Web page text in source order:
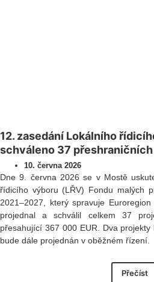
12. zasedání Lokálního
schváleno 37
10. června 2026
Dne 9. června 2026 se v Mostě
řídicího výboru (LŘV) Fondu malých
2021–2027, který spravuje
projednal a schválil celkem 37
přesahující 367 000 EUR. Dva
bude dále projednán v oběžném řízení.
Přečíst